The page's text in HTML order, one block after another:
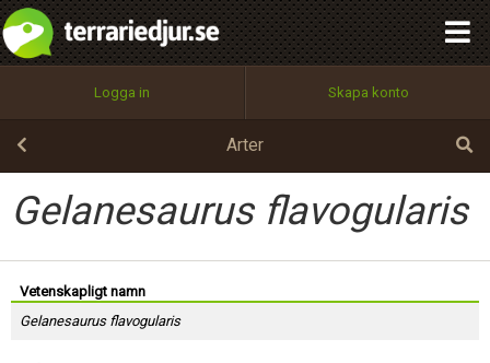
Logga in Skapa konto
Arter
Gelanesaurus flavogularis
Vetenskapligt namn
Gelanesaurus flavogularis
Utför
100%
OK
integritetspolicy
Namn:
Epost:
Lösenord:
Begär nytt lösenord
Tillbaka till förstasidan